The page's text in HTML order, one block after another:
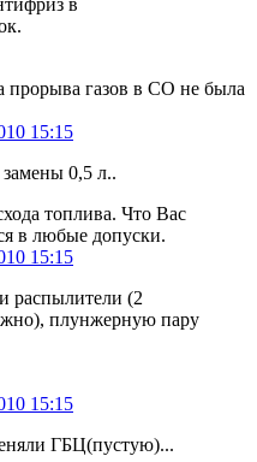
прорыва газов в СО не была
15:15
0,5 л..
топлива. Что Вас
в любые допуски.
15:15
распылители (2
плунжерную пару
15:15
ГБЦ(пустую)...